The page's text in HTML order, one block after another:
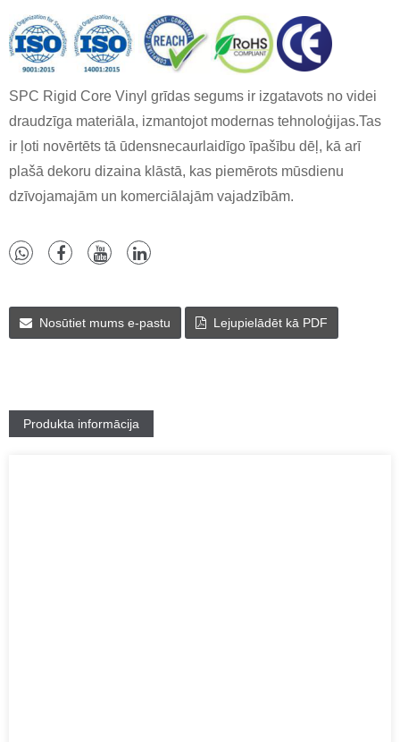
SPC Rigid Core Vinyl grīdas segums ir izgatavots no videi
draudzīga materiāla, izmantojot modernas tehnoloģijas.Tas
ir ļoti novērtēts tā ūdensnecaurlaidīgo īpašību dēļ, kā arī
plašā dekoru dizaina klāstā, kas piemērots mūsdienu
dzīvojamajām un komerciālajām vajadzībām.
Nosūtiet mums e-pastu Lejupielādēt kā PDF
Produkta informācija